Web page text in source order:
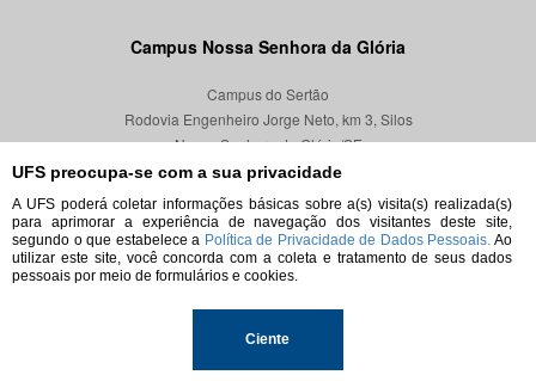
UFS preocupa-se com a sua privacidade
A UFS poderá coletar informações básicas sobre a(s) visita(s) realizada(s)
para aprimorar a experiência de navegação dos visitantes deste site,
segundo o que estabelece a Política de Privacidade de Dados Pessoais. Ao
utilizar este site, você concorda com a coleta e tratamento de seus dados
pessoais por meio de formulários e cookies.
Ciente
Campus Nossa Senhora da Glória
Campus do Sertão
Rodovia Engenheiro Jorge Neto, km 3, Silos
Nossa Senhora da Glória/SE
CEP 49680-000
Localização
© 2026. Todos os direitos reservados.
Universidade Federal de Sergipe.